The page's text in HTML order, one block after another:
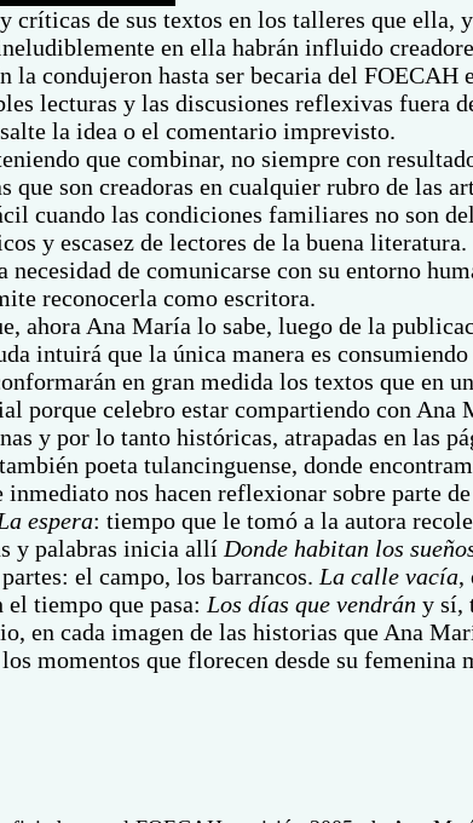
críticas de sus textos en los talleres que
en ella habrán influido
la condujeron hasta ser becaria del
lecturas y las discusiones reflexivas fuera
la idea o el comentario imprevisto.
que combinar, no siempre con
que son creadoras en cualquier rubro de las
cuando las condiciones familiares no son
y escasez de lectores de la buena literatura.
de comunicarse con su entorno
reconocerla como escritora.
Ana María lo sabe, luego de la
intuirá que la única manera es
en gran medida los textos que en
porque celebro estar compartiendo con Ana
y por lo tanto históricas, atrapadas en las
poeta tulancinguense, donde
inmediato nos hacen reflexionar sobre parte
espera: tiempo que le tomó a la autora
y palabras inicia allí Donde habitan los
el campo, los barrancos. La calle vacía,
el tiempo que pasa: Los días que vendrán y sí,
en cada imagen de las historias que Ana
momentos que florecen desde su